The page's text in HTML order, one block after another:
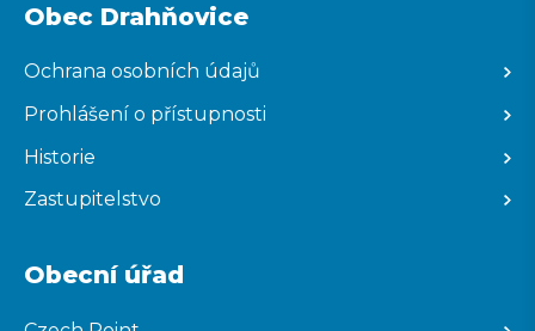
Obec Drahňovice
Ochrana osobních údajů
Prohlášení o přístupnosti
Historie
Zastupitelstvo
Obecní úřad